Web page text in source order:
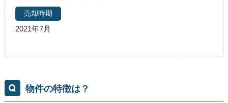
2021年7月
物件の特徴は？